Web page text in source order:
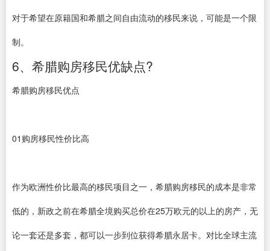
对于希望在原籍国和希腊之间自由流动的移民来说，可能是一个限
制。
6、希腊购房移民优缺点?
希腊购房移民优点
01购房移民性价比高
作为欧洲性价比最高的移民项目之一，希腊购房移民的成本是非常
低的，新政之前在希腊全境购买总价在25万欧元的以上的房产，无
论一套还是多套，都可以一步到位获得希腊永居卡。对比全球主流